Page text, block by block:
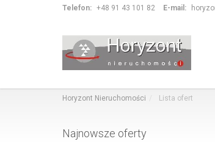
Telefon: +48 91 43 101 82 E-mail:
Horyzont Nieruchomości Lista ofert
Najnowsze oferty